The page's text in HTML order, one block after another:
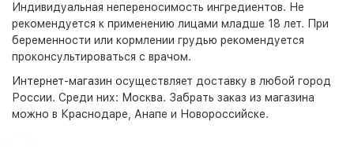
Индивидуальная непереносимость ингредиентов. Не
рекомендуется к применению лицами младше 18 лет. При
беременности или кормлении грудью рекомендуется
проконсультироваться с врачом.
Интернет-магазин осуществляет доставку в любой город
России. Среди них: Москва. Забрать заказ из магазина
можно в Краснодаре, Анапе и Новороссийске.